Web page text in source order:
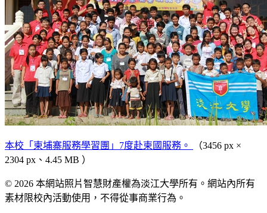
本校「柬埔寨服務學習團」7度赴柬國服務。
（3456 px ×
2304 px、4.45 MB ）
© 2026 本網站照片智慧財產權為淡江大學所有。網站內所有
素材限校內活動使用，不得從事商業行為。